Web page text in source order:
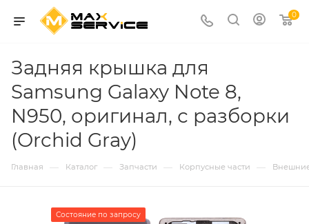
0
Задняя крышка для
Samsung Galaxy Note 8,
N950, оригинал, с разборки
(Orchid Gray)
Главная — Каталог — Запчасти — Корпусные части —
Состояние по запросу